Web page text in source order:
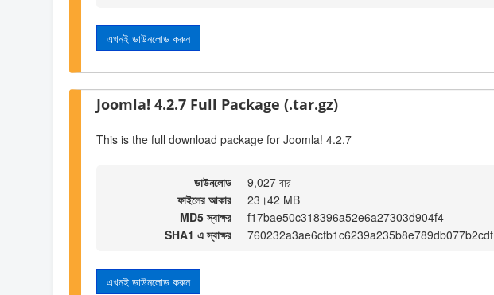
এখনই ডাউনলোড করুন
Joomla! 4.2.7 Full Package (.tar.gz)
This is the full download package for Joomla! 4.2.7
ডাউনলোড
9,027 বার
ফাইলের আকার
23।42 MB
MD5 স্বাক্ষর
f17bae50c318396a52e6a27303d904f4
SHA1 এ স্বাক্ষর
760232a3ae6cfb1c6239a235b8e789db077b2cdf
এখনই ডাউনলোড করুন